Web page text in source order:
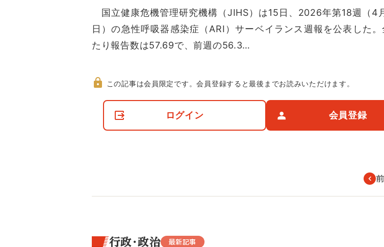
国立健康危機管理研究機構（JIHS）は15日、2026年第18週（4
日）の急性呼吸器感染症（ARI）サーベイランス週報を公表した。
たり報告数は57.69で、前週の56.3…
て
この記事は会員限定です。会員登録すると最後までお読みいただけます。
ログイン 会員登録
行政・政治 最新記事